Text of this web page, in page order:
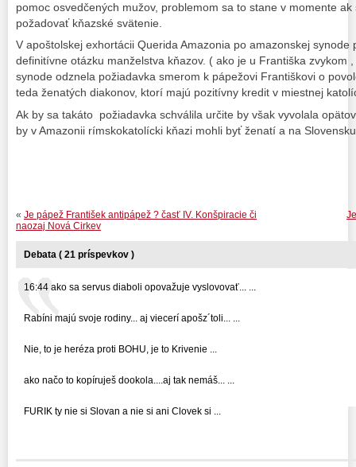
pomoc osvedčených mužov, problemom sa to stane v momente
požadovať kňazské svätenie.
V apoštolskej exhortácii Querida Amazonia po amazonskej synode
definitívne otázku manželstva kňazov. ( ako je u Františka zvykom
synode odznela požiadavka smerom k pápežovi Františkovi o
teda ženatých diakonov, ktorí majú pozitívny kredit v miestnej
Ak by sa takáto požiadavka schválila určite by však vyvolala
by v Amazonii rímskokatolícki kňazi mohli byť ženatí a na
« Je pápež František antipápež ? časť IV. Konšpiracie či
naozaj Nová Cirkev
Debata ( 21 príspevkov )
16:44 ako sa servus diaboli opovažuje vyslovovať... ...
Rabíni majú svoje rodiny... aj viecerí apošz´toli... ...
Nie, to je heréza proti BOHU, je to Krivenie ...
ako načo to kopíruješ dookola....aj tak nemáš... ...
FURIK ty nie si Slovan a nie si ani Clovek si ...